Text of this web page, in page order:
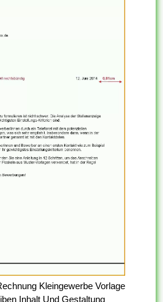
Kleingewerbe Vorlage
Inhalt Und Gestaltung